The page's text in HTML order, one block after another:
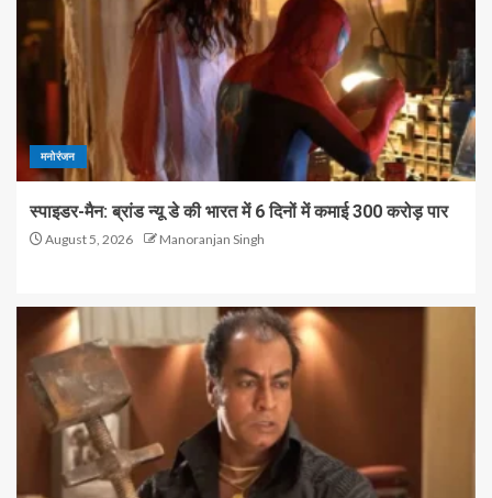
मनोरंजन
स्पाइडर-मैन: ब्रांड न्यू डे की भारत में 6 दिनों में कमाई 300 करोड़ पार
August 5, 2026 Manoranjan Singh